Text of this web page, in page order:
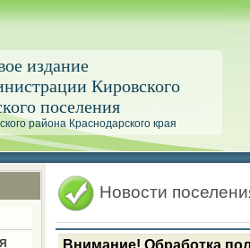
издание
Кировского
поселения
района Краснодарского края
Новости
Внимание! Обработка